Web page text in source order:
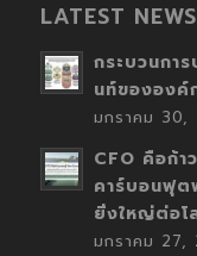
LATEST
กระบวนกา
นท์ขององค์
มกราคม
CFO คือก้า
คาร์บอนฟุต
ยิ่งใหญ่ต่อโ
มกราคม 27,